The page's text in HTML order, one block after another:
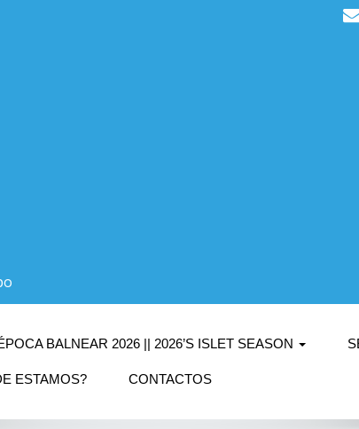
BALNEAR 2026 || 2026’S ISLET SEASON
ESTAMOS? CONTACTOS